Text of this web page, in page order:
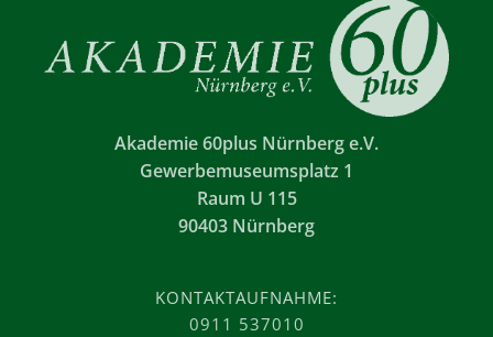
Akademie 60plus Nürnberg e.V.
Gewerbemuseumsplatz 1
Raum U 115
90403 Nürnberg
KONTAKTAUFNAHME:
0911 537010